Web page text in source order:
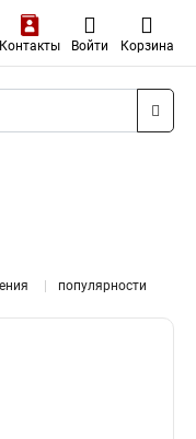
Контакты Войти Корзина
популярности